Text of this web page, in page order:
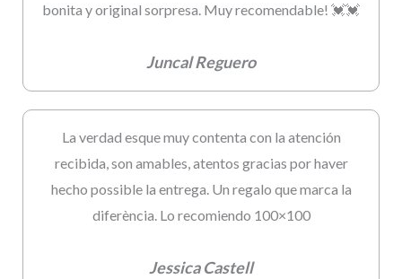
bonita y original sorpresa. Muy recomendable! 💓💓
Juncal Reguero
La verdad esque muy contenta con la atención
recibida, son amables, atentos gracias por haver
hecho possible la entrega. Un regalo que marca la
diferència. Lo recomiendo 100×100
Jessica Castell